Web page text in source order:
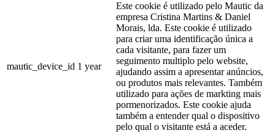
mautic_device_id 1 year
Este cookie é utilizado pelo Mautic da
empresa Cristina Martins & Daniel
Morais, lda. Este cookie é utilizado
para criar uma identificação única a
cada visitante, para fazer um
seguimento multiplo pelo website,
ajudando assim a apresentar anúncios,
ou produtos mais relevantes. Também
utilizado para ações de markting mais
pormenorizados. Este cookie ajuda
também a entender qual o dispositivo
pelo qual o visitante está a aceder.